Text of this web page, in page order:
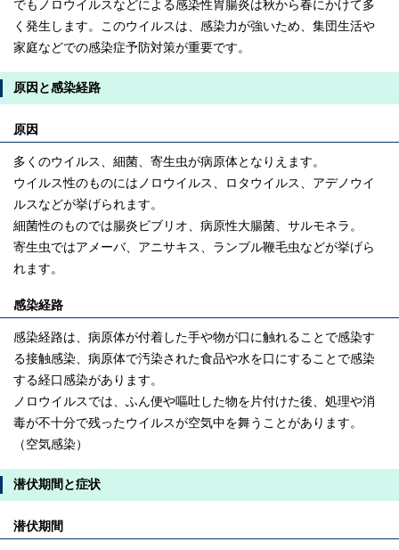
でもノロウイルスなどによる感染性胃腸炎は秋から春にかけて多
く発生します。このウイルスは、感染力が強いため、集団生活や
家庭などでの感染症予防対策が重要です。
原因と感染経路
原因
多くのウイルス、細菌、寄生虫が病原体となりえます。
ウイルス性のものにはノロウイルス、ロタウイルス、アデノウイ
ルスなどが挙げられます。
細菌性のものでは腸炎ビブリオ、病原性大腸菌、サルモネラ。
寄生虫ではアメーバ、アニサキス、ランブル鞭毛虫などが挙げら
れます。
感染経路
感染経路は、病原体が付着した手や物が口に触れることで感染す
る接触感染、病原体で汚染された食品や水を口にすることで感染
する経口感染があります。
ノロウイルスでは、ふん便や嘔吐した物を片付けた後、処理や消
毒が不十分で残ったウイルスが空気中を舞うことがあります。
（空気感染）
潜伏期間と症状
潜伏期間